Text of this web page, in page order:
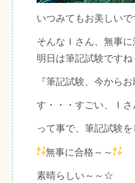
いつみてもお美しいで
そんなＩさん、無事に
明日は筆記試験です
『筆記試験、今から
す・・・すごい、Ｉさ
って事で、筆記試験を
無事に合格～～
素晴らしい～～☆